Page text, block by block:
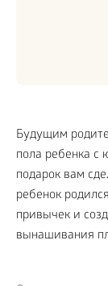
Будущим
пола ребенка с
подарок вам
ребенок
привычек и
вынашивания